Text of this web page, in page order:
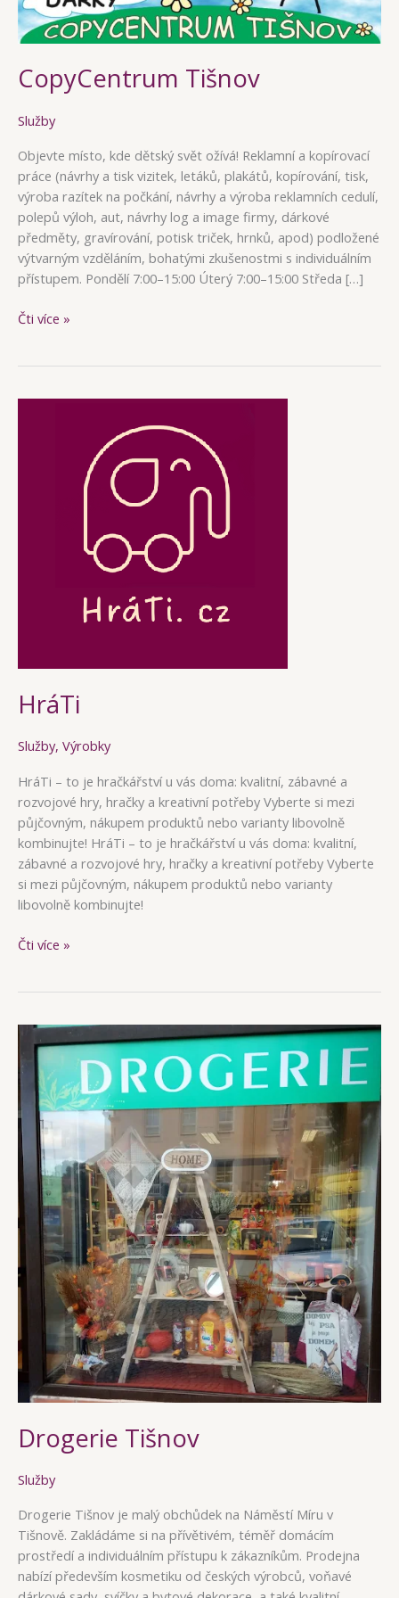
CopyCentrum Tišnov
Služby
Objevte místo, kde dětský svět ožívá! Reklamní a kopírovací
práce (návrhy a tisk vizitek, letáků, plakátů, kopírování, tisk,
výroba razítek na počkání, návrhy a výroba reklamních cedulí,
polepů výloh, aut, návrhy log a image firmy, dárkové
předměty, gravírování, potisk triček, hrnků, apod) podložené
výtvarným vzděláním, bohatými zkušenostmi s individuálním
přístupem. Pondělí 7:00–15:00 Úterý 7:00–15:00 Středa […]
CopyCentrum
Čti více »
HráTi
Služby, Výrobky
HráTi – to je hračkářství u vás doma: kvalitní, zábavné a
rozvojové hry, hračky a kreativní potřeby Vyberte si mezi
půjčovným, nákupem produktů nebo varianty libovolně
kombinujte! HráTi – to je hračkářství u vás doma: kvalitní,
zábavné a rozvojové hry, hračky a kreativní potřeby Vyberte
si mezi půjčovným, nákupem produktů nebo varianty
libovolně kombinujte!
HráTi
Čti více »
Drogerie Tišnov
Služby
Drogerie Tišnov je malý obchůdek na Náměstí Míru v
Tišnově. Zakládáme si na přívětivém, téměř domácím
prostředí a individuálním přístupu k zákazníkům. Prodejna
nabízí především kosmetiku od českých výrobců, voňavé